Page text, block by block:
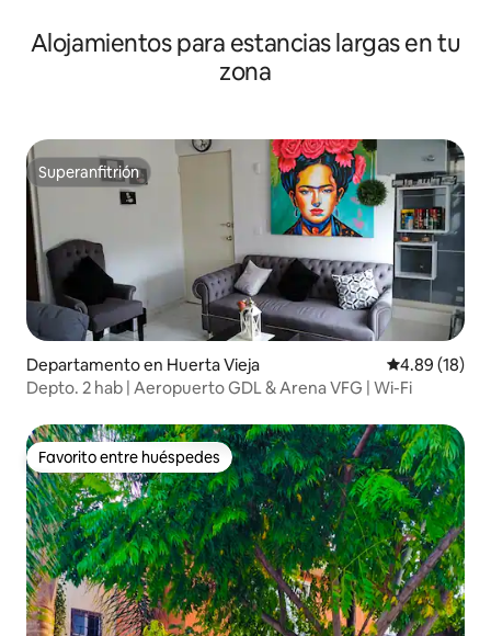
Alojamientos para estancias largas en tu
zona
Superanfitrión
Superanfitrión
Departamento en Huerta Vieja Calificación
4.89 (18)
Depto. 2 hab | Aeropuerto GDL & Arena VFG | Wi-Fi
Favorito entre huéspedes
Favorito entre huéspedes